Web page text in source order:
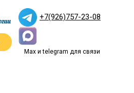
+7(926)757-23-08
Max и telegram для связи